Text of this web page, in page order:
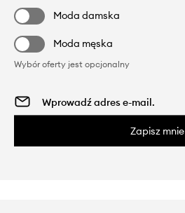
Moda damska
Moda męska
Wybór oferty jest opcjonalny
Zapisz mnie